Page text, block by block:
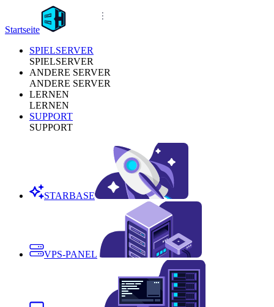
Startseite
SPIELSERVER
SPIELSERVER
ANDERE SERVER
ANDERE SERVER
LERNEN
LERNEN
SUPPORT
SUPPORT
STARBASE
VPS-PANEL